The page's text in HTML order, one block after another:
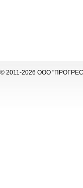
© 2011-2026 ООО